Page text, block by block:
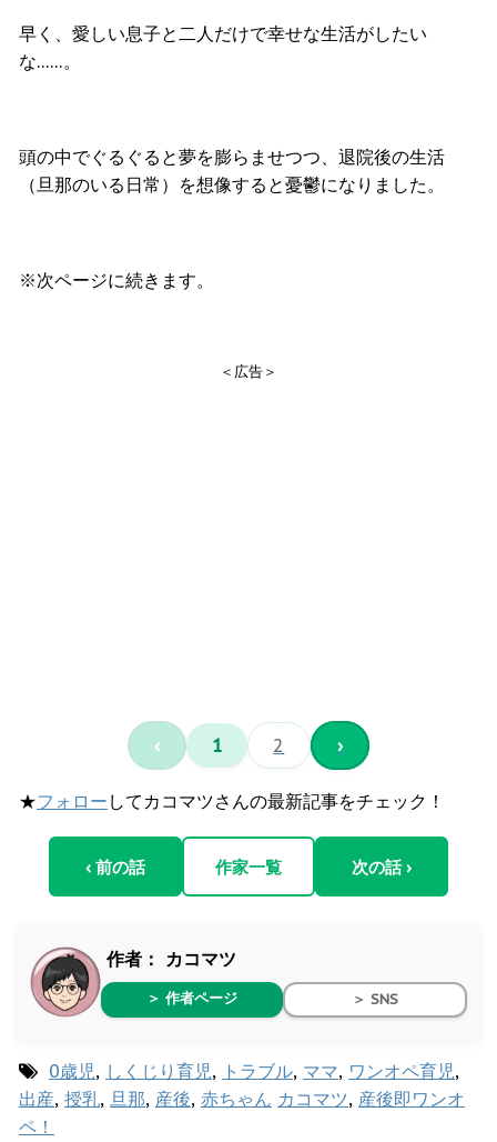
早く、愛しい息子と二人だけで幸せな生活がしたい
な……。
頭の中でぐるぐると夢を膨らませつつ、退院後の生活
（旦那のいる日常）を想像すると憂鬱になりました。
※次ページに続きます。
＜広告＞
‹ 1 2 ›
★フォロー してカコマツさんの最新記事をチェック！
‹ 前の話 作家一覧 次の話 ›
作者： カコマツ
＞ 作者ページ ＞ SNS
0歳児, しくじり育児, トラブル, ママ, ワンオペ育児,
出産, 授乳, 旦那, 産後, 赤ちゃん カコマツ, 産後即ワンオ
ペ！